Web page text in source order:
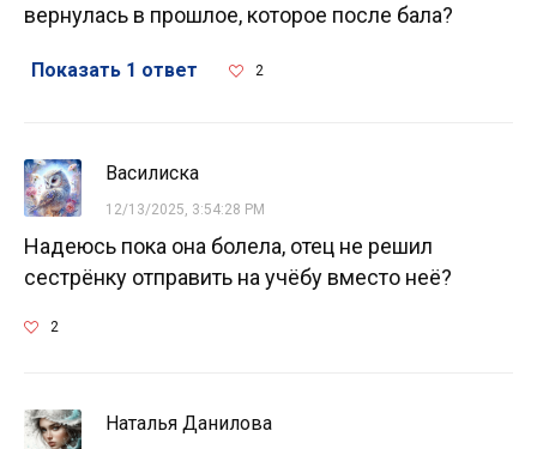
вернулась в прошлое, которое после бала?
Показать 1 ответ 2
Василиска
12/13/2025, 3:54:28 PM
Надеюсь пока она болела, отец не решил
сестрёнку отправить на учёбу вместо неё?
2
Наталья Данилова